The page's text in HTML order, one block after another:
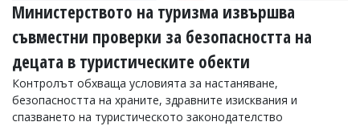
Министерството на туризма извършва
съвместни проверки за безопасността на
децата в туристическите обекти
Контролът обхваща условията за настаняване,
безопасността на храните, здравните изисквания и
спазването на туристическото законодателство